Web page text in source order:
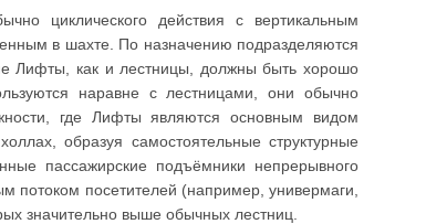
циклического действия с вертикальным
в шахте. По назначению подразделяются
Лифты, как и лестницы, должны быть хорошо
наравне с лестницами, они обычно
где Лифты являются основным видом
образуя самостоятельные структурные
пассажирские подъёмники непрерывного
потоком посетителей (например, универмаги,
значительно выше обычных лестниц.